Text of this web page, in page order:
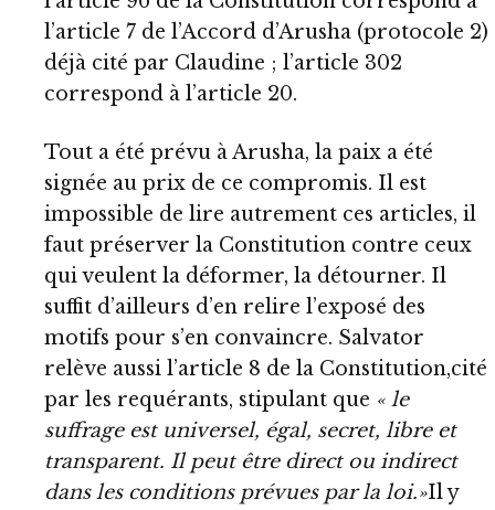
l’article 7 de l’Accord d’Arusha (protocole 2)
déjà cité par Claudine ; l’article 302
correspond à l’article 20.
Tout a été prévu à Arusha, la paix a été
signée au prix de ce compromis. Il est
impossible de lire autrement ces articles, il
faut préserver la Constitution contre ceux
qui veulent la déformer, la détourner. Il
suffit d’ailleurs d’en relire l’exposé des
motifs pour s’en convaincre. Salvator
relève aussi l’article 8 de la Constitution,cité
par les requérants, stipulant que « le
suffrage est universel, égal, secret, libre et
transparent. Il peut être direct ou indirect
dans les conditions prévues par la loi.»Il y